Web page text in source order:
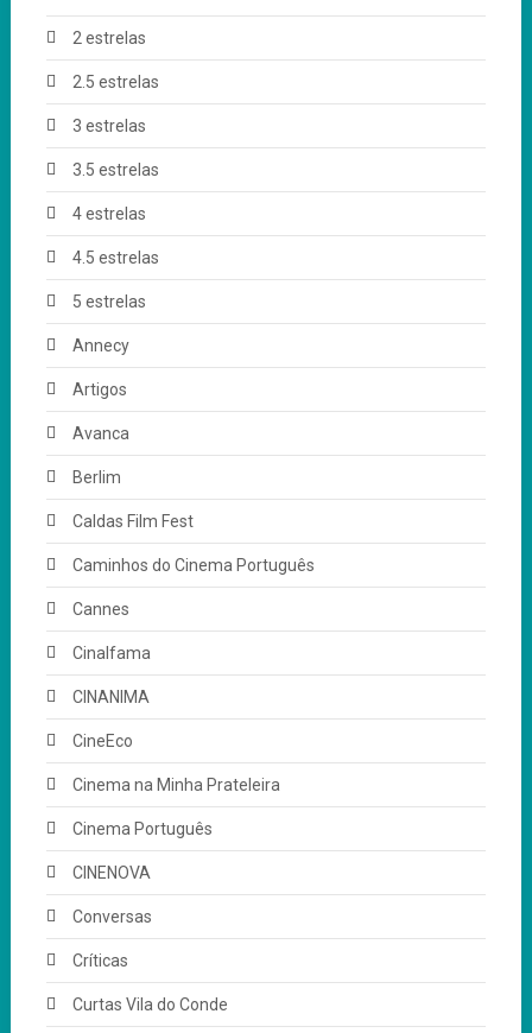
2 estrelas
2.5 estrelas
3 estrelas
3.5 estrelas
4 estrelas
4.5 estrelas
5 estrelas
Annecy
Artigos
Avanca
Berlim
Caldas Film Fest
Caminhos do Cinema Português
Cannes
Cinalfama
CINANIMA
CineEco
Cinema na Minha Prateleira
Cinema Português
CINENOVA
Conversas
Críticas
Curtas Vila do Conde